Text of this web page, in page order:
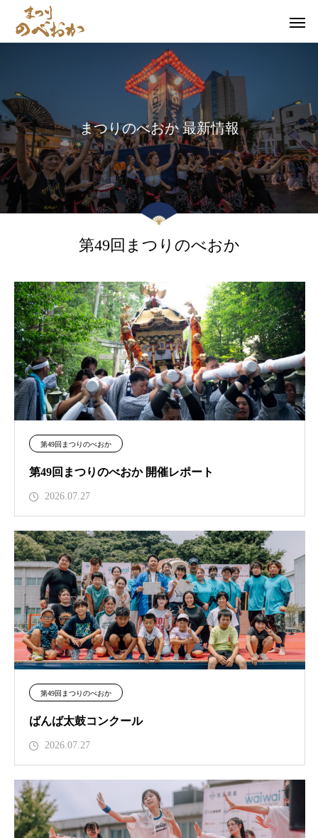
まつりのべおか 最新情報
第49回まつりのべおか
第49回まつりのべおか
第49回まつりのべおか 開催レポート
2026.07.27
第49回まつりのべおか
ばんば太鼓コンクール
2026.07.27